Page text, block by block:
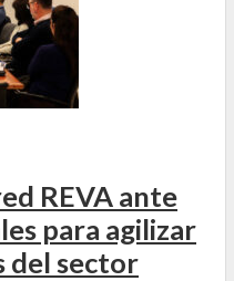
REVA ante
para agilizar
del sector